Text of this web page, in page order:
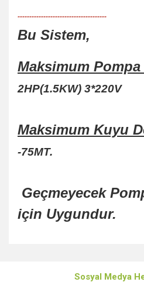
--------------------------------------
Bu Sistem,
Maksimum
2HP(1.5KW) 3*220V
Maksimum Kuyu
-75MT.
Geçmeyecek
için Uygundur.
kullanarak tarafımıza iletebilirsiniz.
Görüş ve önerileriniz için teşekkür
Sosyal Medya